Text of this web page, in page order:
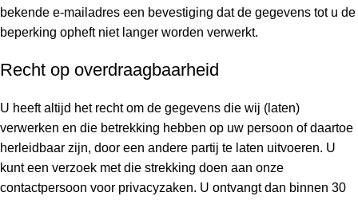
bekende e-mailadres een bevestiging dat de gegevens tot u de
beperking opheft niet langer worden verwerkt.
Recht op overdraagbaarheid
U heeft altijd het recht om de gegevens die wij (laten)
verwerken en die betrekking hebben op uw persoon of daartoe
herleidbaar zijn, door een andere partij te laten uitvoeren. U
kunt een verzoek met die strekking doen aan onze
contactpersoon voor privacyzaken. U ontvangt dan binnen 30